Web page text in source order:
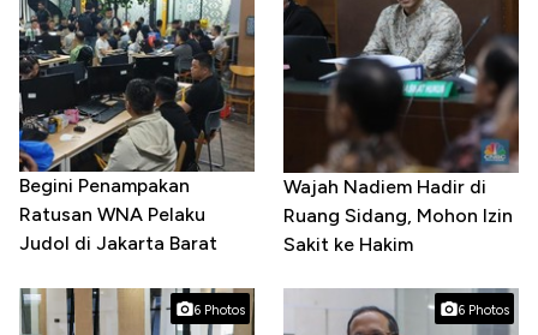
Begini Penampakan
Ratusan WNA Pelaku
Judol di Jakarta Barat
Wajah Nadiem Hadir di
Ruang Sidang, Mohon Izin
Sakit ke Hakim
6 Photos 6 Photos